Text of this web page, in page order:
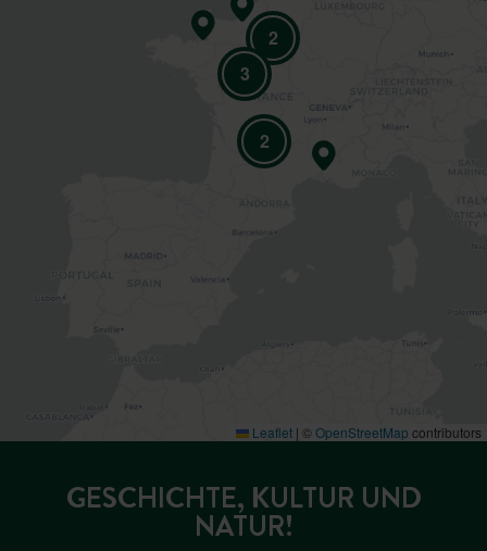
2
3
2
Leaflet | ©OpenStreetMap contributors
GESCHICHTE, KULTUR UND
NATUR!